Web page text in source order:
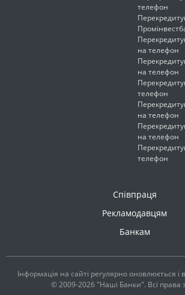
телефон
на телефон
на телефон
телефон
на телефон
на телефон
телефон
Співпраця
Рекламодавцям
Банкам
Інформація на сайті регулярно оновлюється і
© 2009-2026 "Наші Банки". Всі права